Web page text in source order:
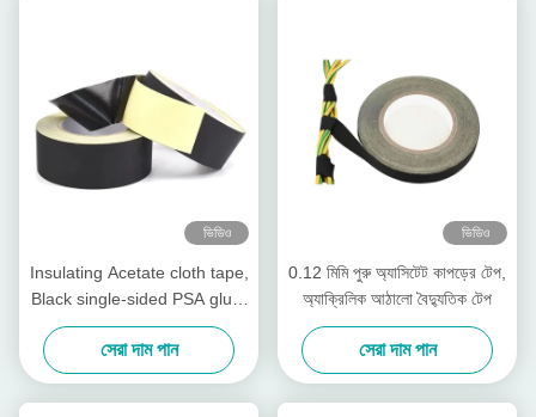
ভিডিও
Insulating Acetate cloth tape,
Black single-sided PSA glue,
for transformers
সেরা দাম পান
ভিডিও
0.12 মিমি পুরু অ্যাসিটেট কাপড়ের টেপ,
অ্যাক্রিলিক আঠালো বৈদ্যুতিক টেপ
সেরা দাম পান